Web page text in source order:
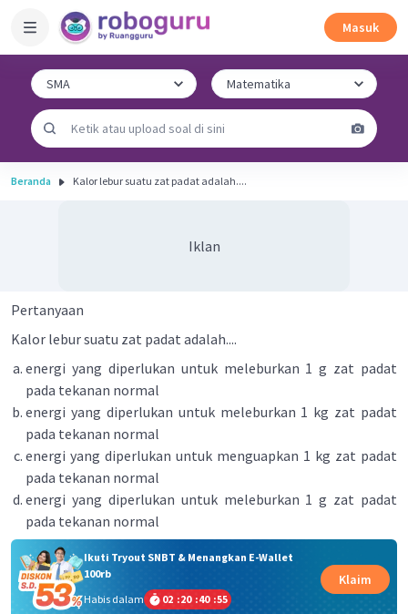
Masuk
Beranda Kalor lebur suatu zat padat adalah....
Iklan
Pertanyaan
Kalor lebur suatu zat padat adalah....
energi yang diperlukan untuk meleburkan 1 g zat padat
pada tekanan normal
energi yang diperlukan untuk meleburkan 1 kg zat padat
pada tekanan normal
energi yang diperlukan untuk menguapkan 1 kg zat padat
pada tekanan normal
energi yang diperlukan untuk meleburkan 1 g zat padat
pada tekanan normal
Ikuti Tryout SNBT & Menangkan E-Wallet
100rb
Habis dalam
02 :20 :40 :54
Klaim